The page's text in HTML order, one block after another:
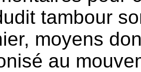
tambour
moyens
au